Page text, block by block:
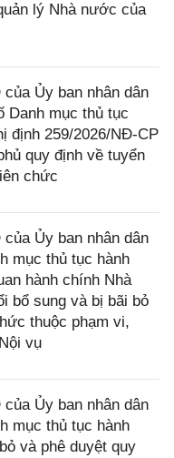
lý Nhà nước của
Ủy ban nhân dân
Danh mục thủ tục
định 259/2026/NĐ-CP
quy định về tuyển
chức
Ủy ban nhân dân
mục thủ tục hành
hành chính Nhà
bổ sung và bị bãi bỏ
thuộc phạm vi,
vụ
Ủy ban nhân dân
mục thủ tục hành
và phê duyệt quy